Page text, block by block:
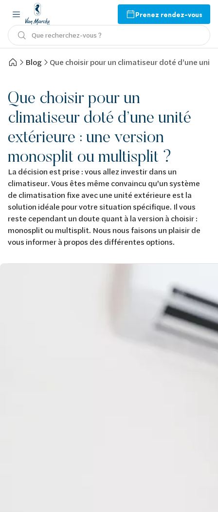
Prenez rendez-vous
Que recherchez-vous ?
Blog Que choisir pour un climatiseur doté d’une
Que choisir pour un
climatiseur doté d’une unité
extérieure : une version
monosplit ou multisplit ?
La décision est prise : vous allez investir dans un
climatiseur. Vous êtes même convaincu qu'un système
de climatisation fixe avec une unité extérieure est la
solution idéale pour votre situation spécifique. Il vous
reste cependant un doute quant à la version à choisir :
monosplit ou multisplit. Nous nous faisons un plaisir de
vous informer à propos des différentes options.